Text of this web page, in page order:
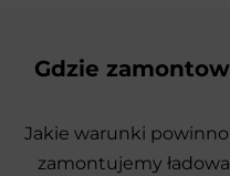
Gdzie
Jakie warunki
zamontujemy